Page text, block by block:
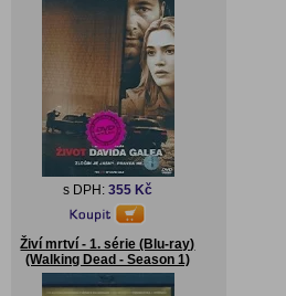
s DPH: 355 Kč
Živí mrtví - 1. série (Blu-ray)
(Walking Dead - Season 1)